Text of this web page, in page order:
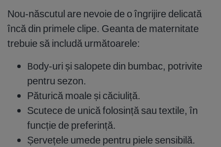
Nou-născutul are nevoie de o îngrijire delicată
încă din primele clipe. Geanta de maternitate
trebuie să includă următoarele:
Body-uri și salopete din bumbac, potrivite
pentru sezon.
Păturică moale și căciuliță.
Scutece de unică folosință sau textile, în
funcție de preferință.
Șervețele umede pentru piele sensibilă.